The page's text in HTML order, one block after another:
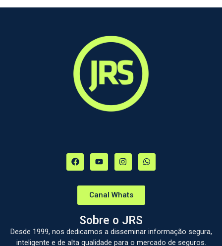
Canal Whats
Sobre o JRS
Desde 1999, nos dedicamos a disseminar informação segura,
inteligente e de alta qualidade para o mercado de seguros.